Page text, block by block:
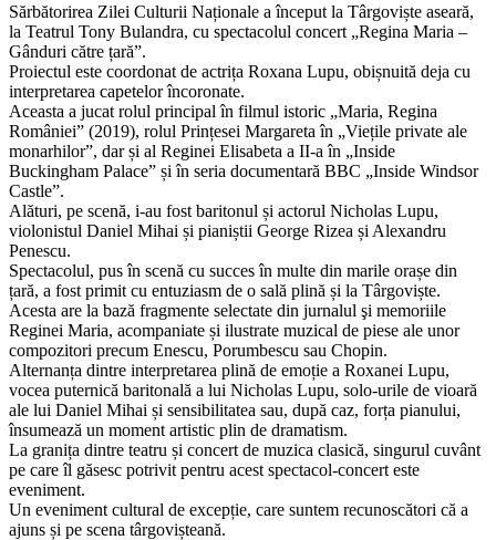
Sărbătorirea Zilei Culturii Naționale a început la Târgoviște aseară,
la Teatrul Tony Bulandra, cu spectacolul concert „Regina Maria –
Gânduri către țară”.
Proiectul este coordonat de actrița Roxana Lupu, obișnuită deja cu
interpretarea capetelor încoronate.
Aceasta a jucat rolul principal în filmul istoric „Maria, Regina
României” (2019), rolul Prințesei Margareta în „Viețile private ale
monarhilor”, dar și al Reginei Elisabeta a II-a în „Inside
Buckingham Palace” și în seria documentară BBC „Inside Windsor
Castle”.
Alături, pe scenă, i-au fost baritonul și actorul Nicholas Lupu,
violonistul Daniel Mihai și pianiștii George Rizea și Alexandru
Penescu.
Spectacolul, pus în scenă cu succes în multe din marile orașe din
țară, a fost primit cu entuziasm de o sală plină și la Târgoviște.
Acesta are la bază fragmente selectate din jurnalul şi memoriile
Reginei Maria, acompaniate și ilustrate muzical de piese ale unor
compozitori precum Enescu, Porumbescu sau Chopin.
Alternanța dintre interpretarea plină de emoție a Roxanei Lupu,
vocea puternică baritonală a lui Nicholas Lupu, solo-urile de vioară
ale lui Daniel Mihai și sensibilitatea sau, după caz, forța pianului,
însumează un moment artistic plin de dramatism.
La granița dintre teatru și concert de muzica clasică, singurul cuvânt
pe care îl găsesc potrivit pentru acest spectacol-concert este
eveniment.
Un eveniment cultural de excepție, care suntem recunoscători că a
ajuns și pe scena târgovișteană.